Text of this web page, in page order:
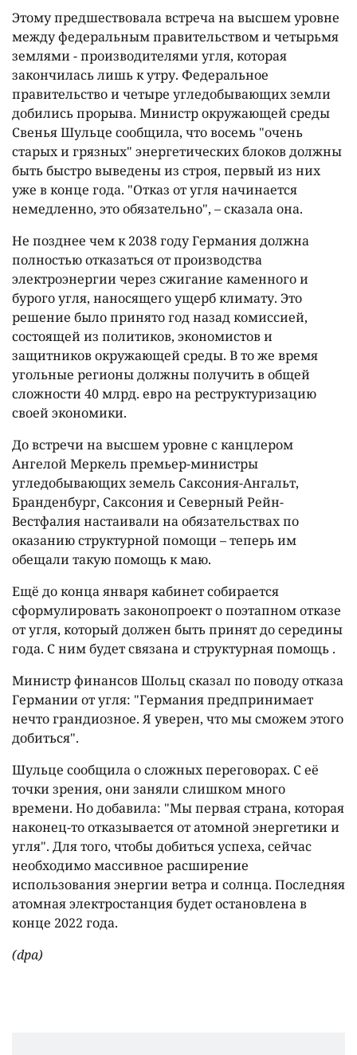
Этому предшествовала встреча на высшем уровне
между федеральным правительством и четырьмя
землями - производителями угля, которая
закончилась лишь к утру. Федеральное
правительство и четыре угледобывающих земли
добились прорыва. Министр окружающей среды
Свенья Шульце сообщила, что восемь "очень
старых и грязных" энергетических блоков должны
быть быстро выведены из строя, первый из них
уже в конце года. "Отказ от угля начинается
немедленно, это обязательно", – сказала она.
Не позднее чем к 2038 году Германия должна
полностью отказаться от производства
электроэнергии через сжигание каменного и
бурого угля, наносящего ущерб климату. Это
решение было принято год назад комиссией,
состоящей из политиков, экономистов и
защитников окружающей среды. В то же время
угольные регионы должны получить в общей
сложности 40 млрд. евро на реструктуризацию
своей экономики.
До встречи на высшем уровне с канцлером
Ангелой Меркель премьер-министры
угледобывающих земель Саксония-Ангальт,
Бранденбург, Саксония и Северный Рейн-
Вестфалия настаивали на обязательствах по
оказанию структурной помощи – теперь им
обещали такую помощь к маю.
Ещё до конца января кабинет собирается
сформулировать законопроект о поэтапном отказе
от угля, который должен быть принят до середины
года. С ним будет связана и структурная помощь .
Министр финансов Шольц сказал по поводу отказа
Германии от угля: "Германия предпринимает
нечто грандиозное. Я уверен, что мы сможем этого
добиться".
Шульце сообщила о сложных переговорах. С её
точки зрения, они заняли слишком много
времени. Но добавила: "Мы первая страна, которая
наконец-то отказывается от атомной энергетики и
угля". Для того, чтобы добиться успеха, сейчас
необходимо массивное расширение
использования энергии ветра и солнца. Последняя
атомная электростанция будет остановлена в
конце 2022 года.
(dpa)